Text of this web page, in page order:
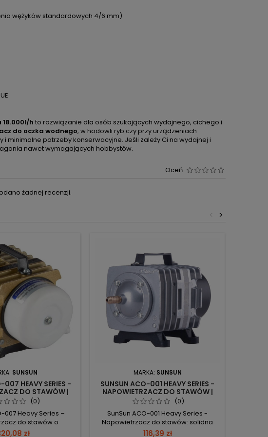
wężyków standardowych 4/6 mm)
18.000l/h to rozwiązanie dla osób szukających wydajnego, cichego i
do oczka wodnego, w hodowli ryb czy przy urządzeniach
potrzeby konserwacyjne. Jeśli zależy Ci na wydajnej i
nawet wymagających hobbystów.
Oceń
żadnej recenzji.
>
<
SUNSUN
007 HEAVY SERIES -
DO STAWÓW |
(0)
007 Heavy Series –
do stawów o
i materiałach
zł
MARKA: SUNSUN
SUNSUN ACO-001 HEAVY SERIES -
NAPOWIETRZACZ DO STAWÓW |
WYDAJNE NAPOWIETRZANIE,
KRYSTALICZNA WODA
(0)
SunSun ACO-001 Heavy Series -
Napowietrzacz do stawów: solidna
konstrukcja z aluminium Zl102 i
116,39 zł